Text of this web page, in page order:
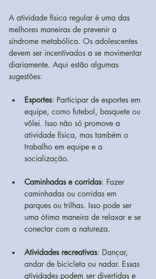
A atividade física regular é uma das
melhores maneiras de prevenir a
síndrome metabólica. Os adolescentes
devem ser incentivados a se movimentar
diariamente. Aqui estão algumas
sugestões:
Esportes: Participar de esportes em
equipe, como futebol, basquete ou
vôlei. Isso não só promove a
atividade física, mas também o
trabalho em equipe e a
socialização.
Caminhadas e corridas: Fazer
caminhadas ou corridas em
parques ou trilhas. Isso pode ser
uma ótima maneira de relaxar e se
conectar com a natureza.
Atividades recreativas: Dançar,
andar de bicicleta ou nadar. Essas
atividades podem ser divertidas e